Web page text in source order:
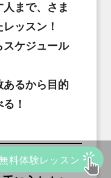
まで、さま
ッスン！
スケジュール
あるから目的
！